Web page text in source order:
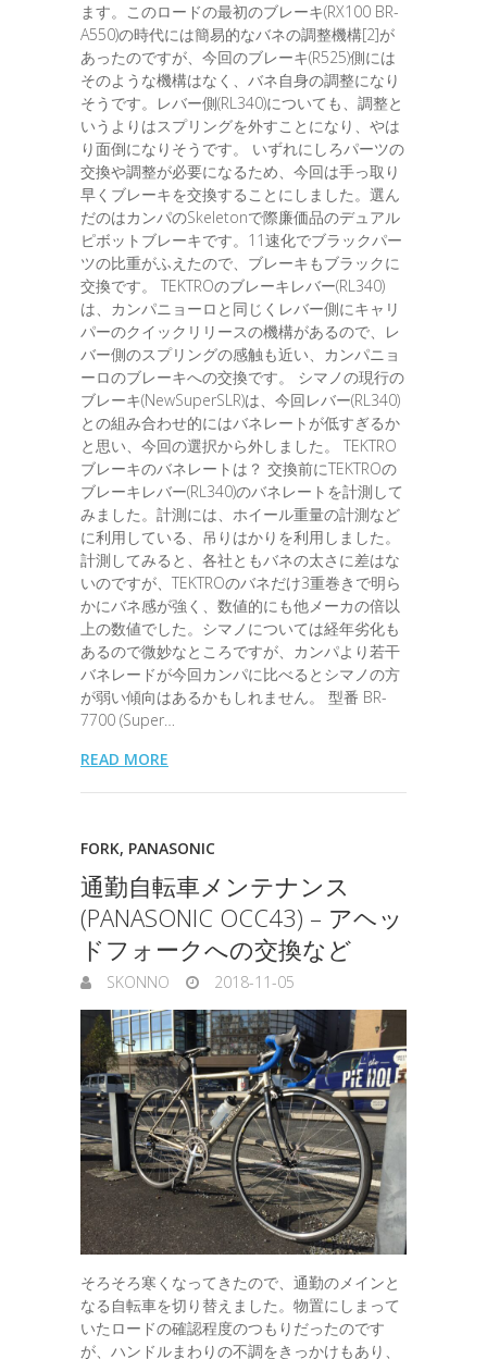
ます。このロードの最初のブレーキ(RX100 BR-
A550)の時代には簡易的なバネの調整機構[2]が
あったのですが、今回のブレーキ(R525)側には
そのような機構はなく、バネ自身の調整になり
そうです。レバー側(RL340)についても、調整と
いうよりはスプリングを外すことになり、やは
り面倒になりそうです。 いずれにしろパーツの
交換や調整が必要になるため、今回は手っ取り
早くブレーキを交換することにしました。選ん
だのはカンパのSkeletonで際廉価品のデュアル
ピボットブレーキです。11速化でブラックパー
ツの比重がふえたので、ブレーキもブラックに
交換です。 TEKTROのブレーキレバー(RL340)
は、カンパニョーロと同じくレバー側にキャリ
パーのクイックリリースの機構があるので、レ
バー側のスプリングの感触も近い、カンパニョ
ーロのブレーキへの交換です。 シマノの現行の
ブレーキ(NewSuperSLR)は、今回レバー(RL340)
との組み合わせ的にはバネレートが低すぎるか
と思い、今回の選択から外しました。 TEKTRO
ブレーキのバネレートは？ 交換前にTEKTROの
ブレーキレバー(RL340)のバネレートを計測して
みました。計測には、ホイール重量の計測など
に利用している、吊りはかりを利用しました。
計測してみると、各社ともバネの太さに差はな
いのですが、TEKTROのバネだけ3重巻きで明ら
かにバネ感が強く、数値的にも他メーカの倍以
上の数値でした。シマノについては経年劣化も
あるので微妙なところですが、カンパより若干
バネレードが今回カンパに比べるとシマノの方
が弱い傾向はあるかもしれません。 型番 BR-
7700 (Super…
READ MORE
FORK, PANASONIC
通勤自転車メンテナンス
(PANASONIC OCC43) – アヘッ
ドフォークへの交換など
SKONNO 2018-11-05
そろそろ寒くなってきたので、通勤のメインと
なる自転車を切り替えました。物置にしまって
いたロードの確認程度のつもりだったのです
が、ハンドルまわりの不調をきっかけもあり、